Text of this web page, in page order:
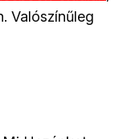
Valószínűleg